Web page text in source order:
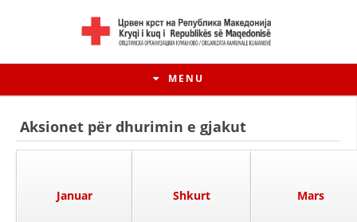
MENU
Aksionet për dhurimin e gjakut
Januar Shkurt Mars